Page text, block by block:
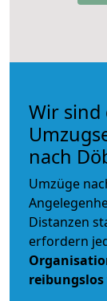
Wir sind
nach
Umzüge
Distanzen
erfordern
reibungslos